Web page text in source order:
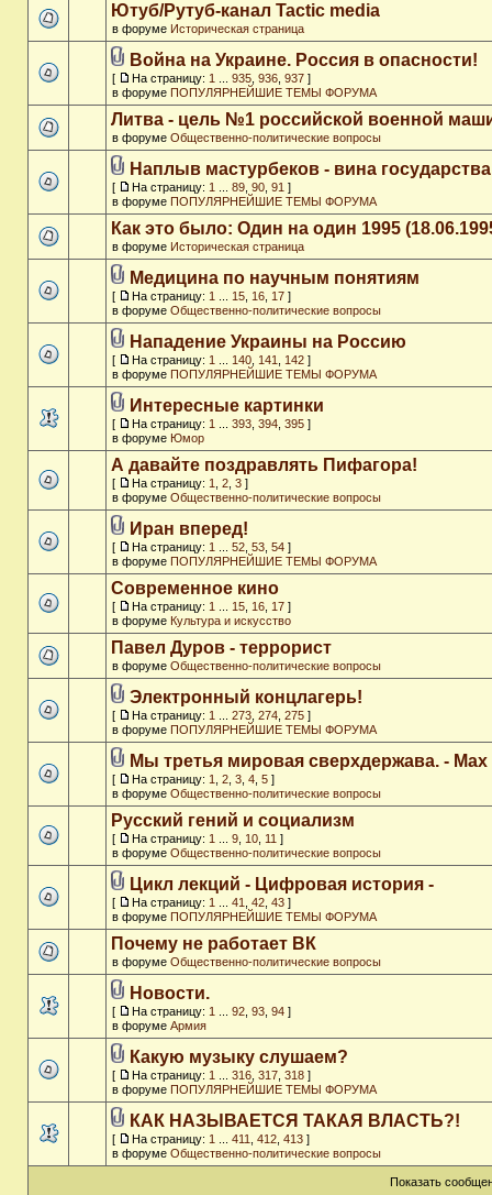
Ютуб/Рутуб-канал Tactic media
в форуме Историческая страница
Война на Украине. Россия в опасности!
[ На страницу: 1 935 936 937 ]
в форуме ПОПУЛЯРНЕЙШИЕ ТЕМЫ ФОРУМА
Литва - цель №1 российской военной
в форуме Общественно-политические вопросы
Наплыв мастурбеков - вина государства
[ На страницу: 1 89 90 91 ]
в форуме ПОПУЛЯРНЕЙШИЕ ТЕМЫ ФОРУМА
Как это было: Один на один 1995
в форуме Историческая страница
Медицина по научным понятиям
[ На страницу: 1 15 16 17 ]
в форуме Общественно-политические вопросы
Нападение Украины на Россию
[ На страницу: 1 140 141 142 ]
в форуме ПОПУЛЯРНЕЙШИЕ ТЕМЫ ФОРУМА
Интересные картинки
[ На страницу: 1 393 394 395 ]
в форуме Юмор
А давайте поздравлять Пифагора!
[ На страницу: 1 2 3 ]
в форуме Общественно-политические вопросы
Иран вперед!
[ На страницу: 1 52 53 54 ]
в форуме ПОПУЛЯРНЕЙШИЕ ТЕМЫ ФОРУМА
Современное кино
[ На страницу: 1 15 16 17 ]
в форуме Культура и искусство
Павел Дуров - террорист
в форуме Общественно-политические вопросы
Электронный концлагерь!
[ На страницу: 1 273 274 275 ]
в форуме ПОПУЛЯРНЕЙШИЕ ТЕМЫ ФОРУМА
Мы третья мировая сверхдержава. - Max
[ На страницу: 1 2 3 4 5 ]
в форуме Общественно-политические вопросы
Русский гений и социализм
[ На страницу: 1 9 10 11 ]
в форуме Общественно-политические вопросы
Цикл лекций - Цифровая история -
[ На страницу: 1 41 42 43 ]
в форуме ПОПУЛЯРНЕЙШИЕ ТЕМЫ ФОРУМА
Почему не работает ВК
в форуме Общественно-политические вопросы
Новости.
[ На страницу: 1 92 93 94 ]
в форуме Армия
Какую музыку слушаем?
[ На страницу: 1 316 317 318 ]
в форуме ПОПУЛЯРНЕЙШИЕ ТЕМЫ ФОРУМА
КАК НАЗЫВАЕТСЯ ТАКАЯ ВЛАСТЬ?!
[ На страницу: 1 411 412 413 ]
в форуме Общественно-политические вопросы
Показать